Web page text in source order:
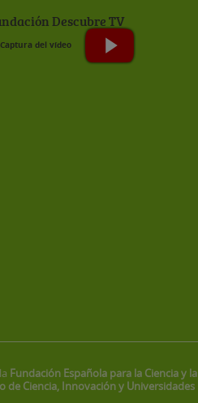
Descubre TV
Fundación Española para la Ciencia y la
Ciencia, Innovación y Universidades